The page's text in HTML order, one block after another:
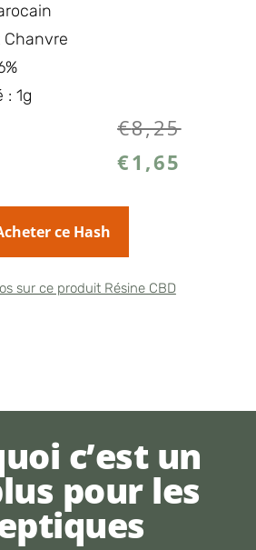
Chanvre
: 1g
€8,25
€1,65
ce Hash
sur ce produit Résine CBD
c’est un
pour les